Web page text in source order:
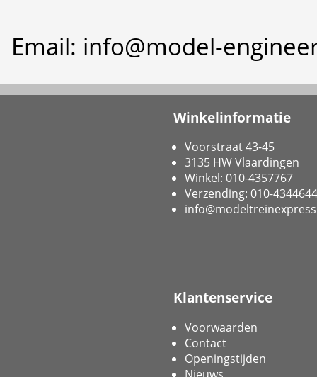
Email: info@model-
Winkelinformatie
Voorstraat 43-45
3135 HW Vlaardingen
Winkel: 010-4357767
Verzending: 010-4344644
Klantenservice
Voorwaarden
Contact
Openingstijden